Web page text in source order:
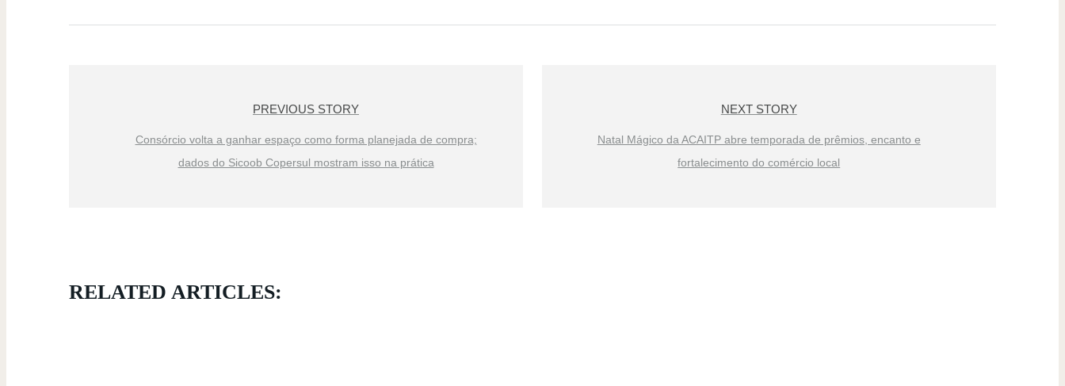
PREVIOUS STORY
Consórcio volta a ganhar espaço como forma planejada de compra;
dados do Sicoob Copersul mostram isso na prática
NEXT STORY
Natal Mágico da ACAITP abre temporada de prêmios, encanto e
fortalecimento do comércio local
RELATED ARTICLES: